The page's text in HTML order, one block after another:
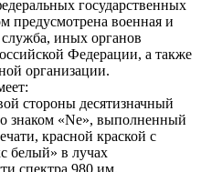
государственных
предусмотрена военная и
иных органов
Федерации, а также
организации.
стороны десятизначный
знаком «Ne», выполненный
красной краской с
белый» в лучах
спектра 980 им.